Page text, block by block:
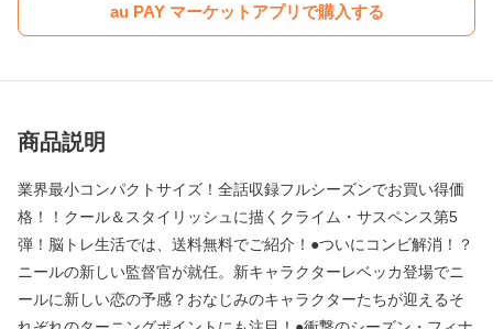
au PAY マーケットアプリで購入する
商品説明
業界最小コンパクトサイズ！全話収録フルシーズンでお買い得価
格！！クール＆スタイリッシュに描くクライム・サスペンス第5
弾！脳トレ生活では、送料無料でご紹介！●ついにコンビ解消！？
ニールの新しい監督官が就任。新キャラクターレベッカ登場でニ
ールに新しい恋の予感？おなじみのキャラクターたちが迎えるそ